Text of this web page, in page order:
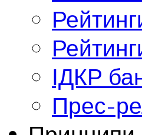
ІДКР
Прес-